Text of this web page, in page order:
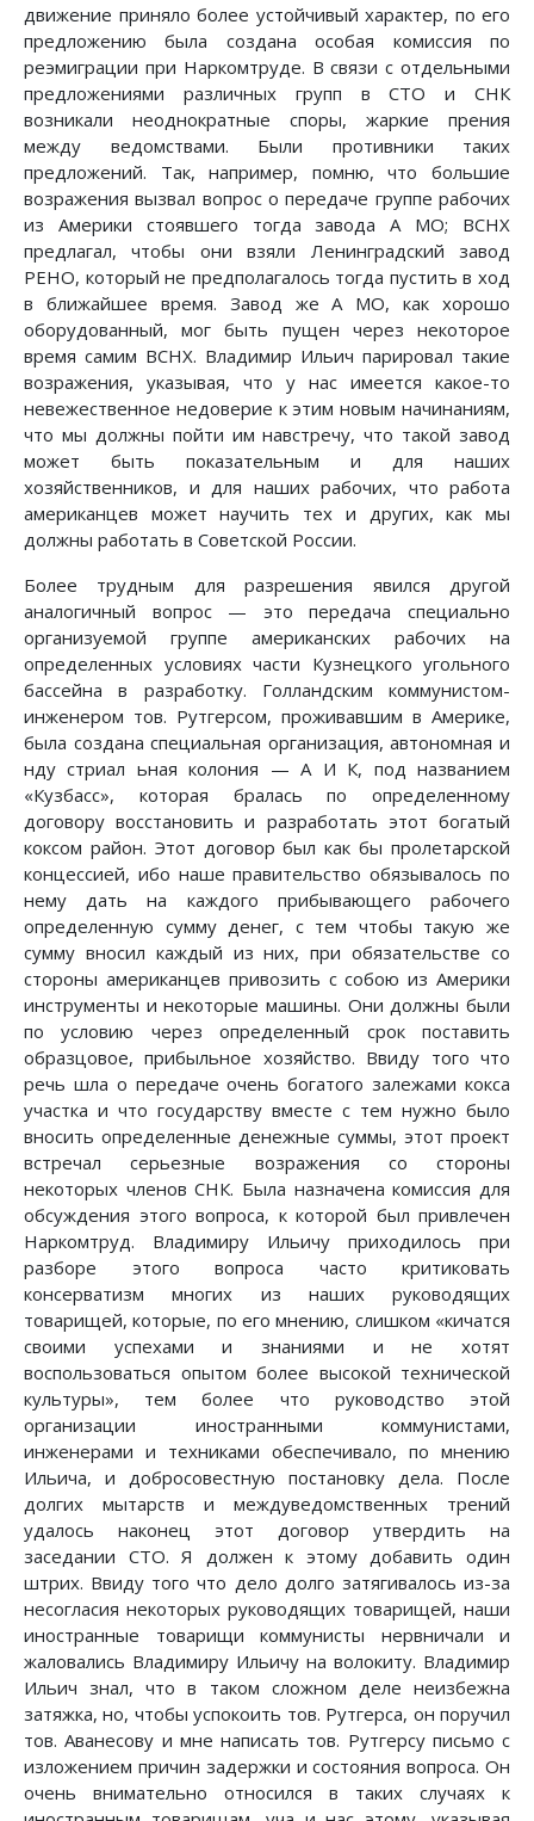
движение приняло более устойчивый характер, по его
предложению была создана особая комиссия по
реэмиграции при Наркомтруде. В связи с отдельными
предложениями различных групп в СТО и СНК
возникали неоднократные споры, жаркие прения
между ведомствами. Были противники таких
предложений. Так, например, помню, что большие
возражения вызвал вопрос о передаче группе рабочих
из Америки стоявшего тогда завода А МО; ВСНХ
предлагал, чтобы они взяли Ленинградский завод
РЕНО, который не предполагалось тогда пустить в ход
в ближайшее время. Завод же А МО, как хорошо
оборудованный, мог быть пущен через некоторое
время самим ВСНХ. Владимир Ильич парировал такие
возражения, указывая, что у нас имеется какое-то
невежественное недоверие к этим новым начинаниям,
что мы должны пойти им навстречу, что такой завод
может быть показательным и для наших
хозяйственников, и для наших рабочих, что работа
американцев может научить тех и других, как мы
должны работать в Советской России.
Более трудным для разрешения явился другой
аналогичный вопрос — это передача специально
организуемой группе американских рабочих на
определенных условиях части Кузнецкого угольного
бассейна в разработку. Голландским коммунистом-
инженером тов. Рутгерсом, проживавшим в Америке,
была создана специальная организация, автономная и
нду стриал ьная колония — А И К, под названием
«Кузбасс», которая бралась по определенному
договору восстановить и разработать этот богатый
коксом район. Этот договор был как бы пролетарской
концессией, ибо наше правительство обязывалось по
нему дать на каждого прибывающего рабочего
определенную сумму денег, с тем чтобы такую же
сумму вносил каждый из них, при обязательстве со
стороны американцев привозить с собою из Америки
инструменты и некоторые машины. Они должны были
по условию через определенный срок поставить
образцовое, прибыльное хозяйство. Ввиду того что
речь шла о передаче очень богатого залежами кокса
участка и что государству вместе с тем нужно было
вносить определенные денежные суммы, этот проект
встречал серьезные возражения со стороны
некоторых членов СНК. Была назначена комиссия для
обсуждения этого вопроса, к которой был привлечен
Наркомтруд. Владимиру Ильичу приходилось при
разборе этого вопроса часто критиковать
консерватизм многих из наших руководящих
товарищей, которые, по его мнению, слишком «кичатся
своими успехами и знаниями и не хотят
воспользоваться опытом более высокой технической
культуры», тем более что руководство этой
организации иностранными коммунистами,
инженерами и техниками обеспечивало, по мнению
Ильича, и добросовестную постановку дела. После
долгих мытарств и междуведомственных трений
удалось наконец этот договор утвердить на
заседании СТО. Я должен к этому добавить один
штрих. Ввиду того что дело долго затягивалось из-за
несогласия некоторых руководящих товарищей, наши
иностранные товарищи коммунисты нервничали и
жаловались Владимиру Ильичу на волокиту. Владимир
Ильич знал, что в таком сложном деле неизбежна
затяжка, но, чтобы успокоить тов. Рутгерса, он поручил
тов. Аванесову и мне написать тов. Рутгерсу письмо с
изложением причин задержки и состояния вопроса. Он
очень внимательно относился в таких случаях к